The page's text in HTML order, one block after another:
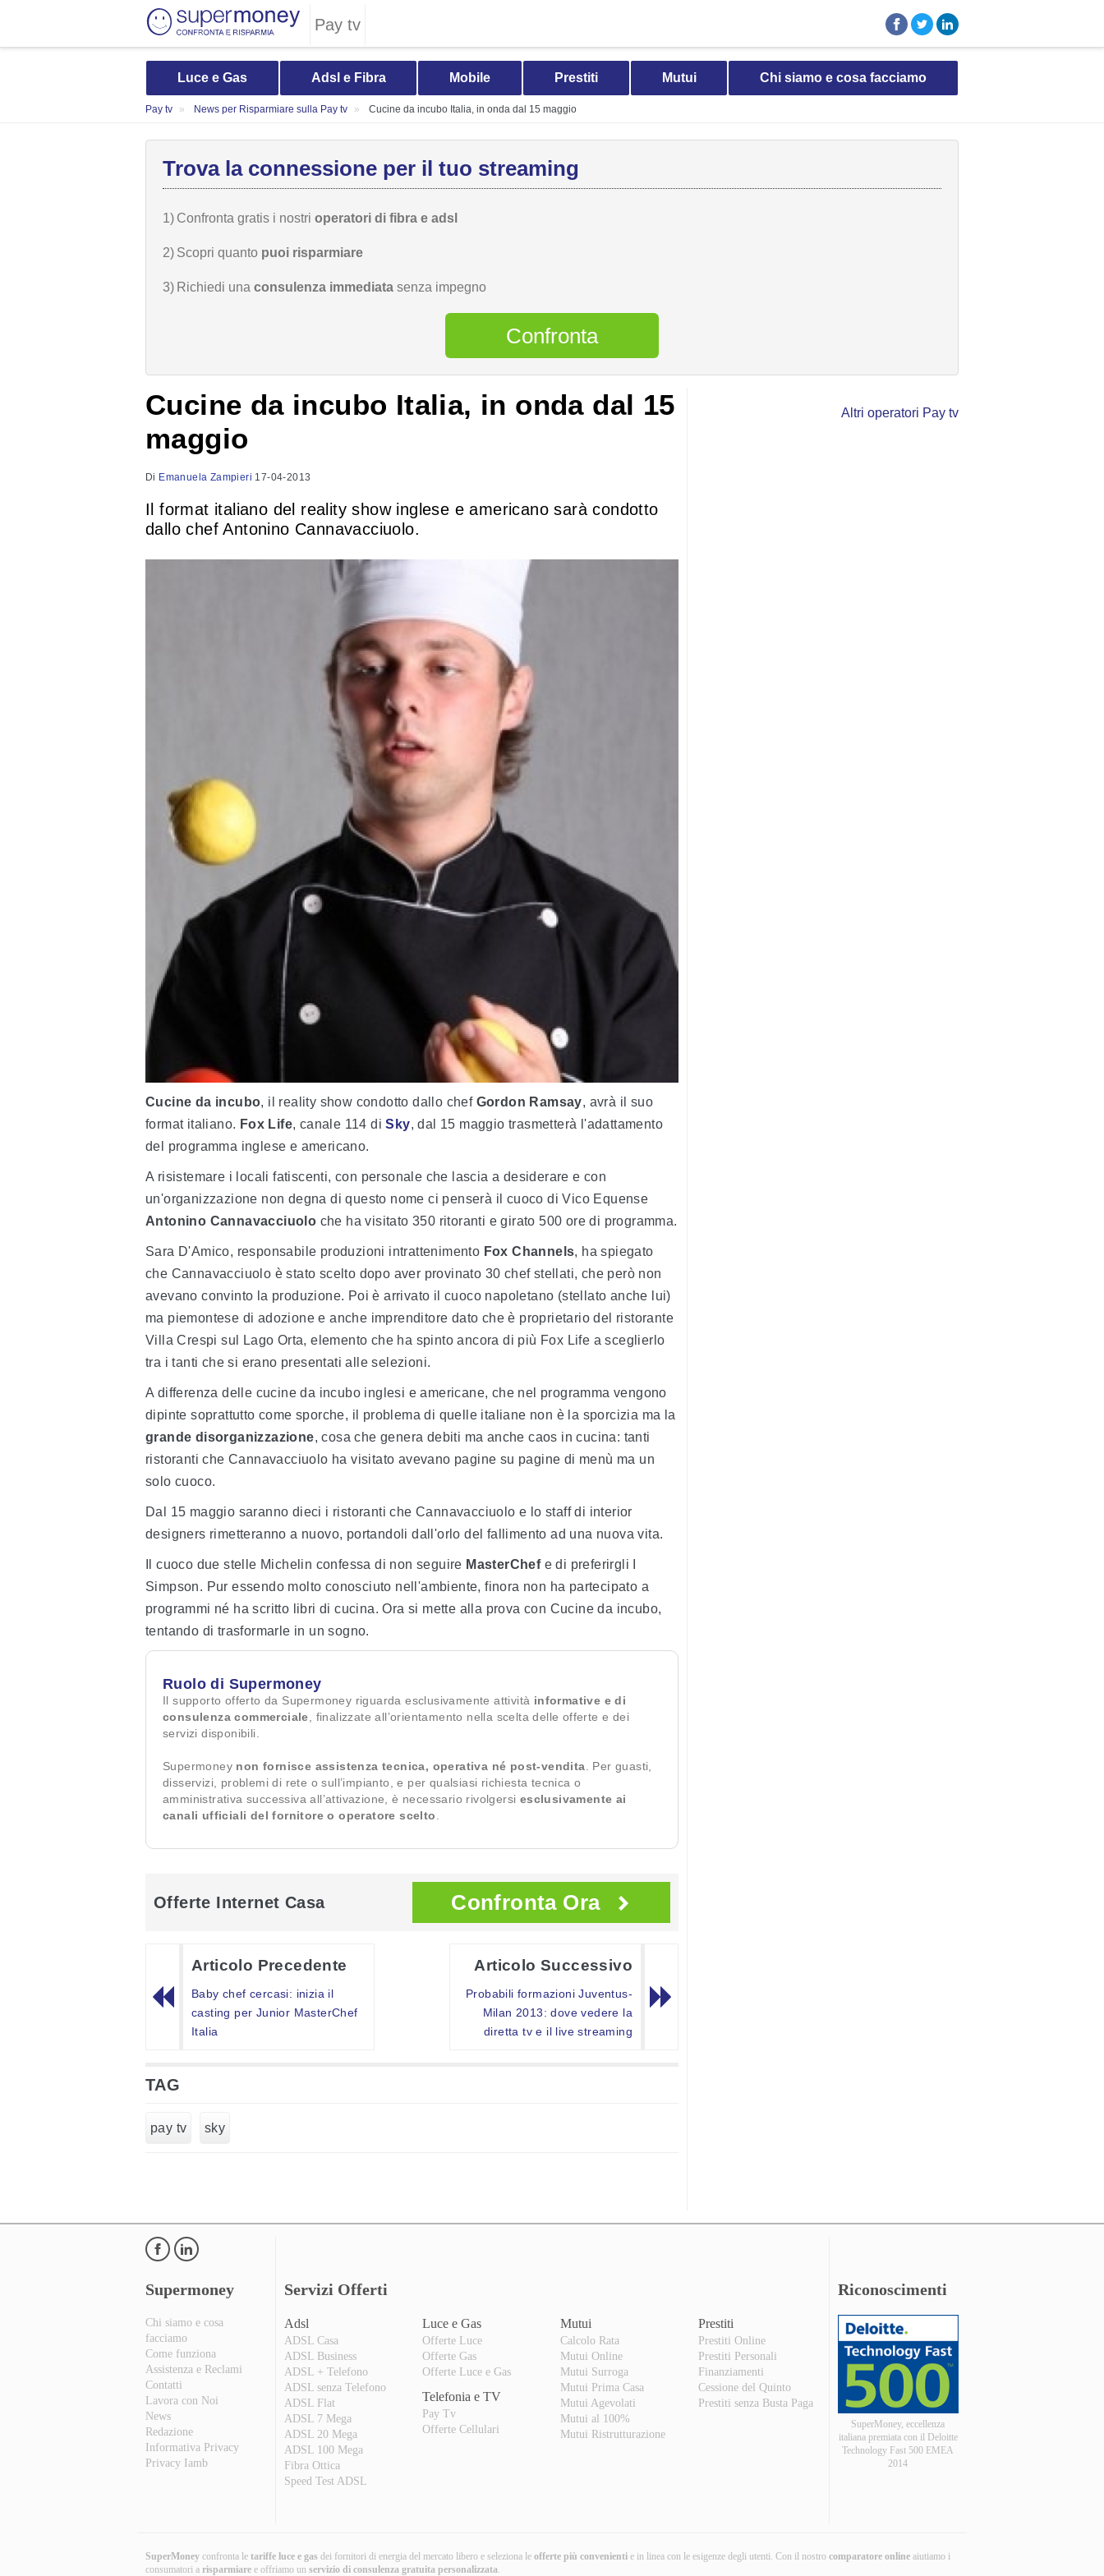
Pay tv
Luce e Gas Adsl e Fibra Mobile Prestiti Mutui Chi siamo e cosa facciamo
Pay tv News per Risparmiare sulla Pay tv Cucine da incubo Italia, in onda dal 15 maggio
Trova la connessione per il tuo streaming
1) Confronta gratis i nostri operatori di fibra e adsl
2) Scopri quanto puoi risparmiare
3) Richiedi una consulenza immediata senza impegno
Confronta
Cucine da incubo Italia, in onda dal 15
maggio
Di Emanuela Zampieri 17-04-2013
Il format italiano del reality show inglese e americano sarà condotto
dallo chef Antonino Cannavacciuolo.
Cucine da incubo, il reality show condotto dallo chef Gordon Ramsay, avrà il suo
format italiano. Fox Life, canale 114 diSky, dal 15 maggio trasmetterà l'adattamento
del programma inglese e americano.
A risistemare i locali fatiscenti, con personale che lascia a desiderare e con
un'organizzazione non degna di questo nome ci penserà il cuoco di Vico Equense
Antonino Cannavacciuolo che ha visitato 350 ritoranti e girato 500 ore di programma.
Sara D'Amico, responsabile produzioni intrattenimento Fox Channels, ha spiegato
che Cannavacciuolo è stato scelto dopo aver provinato 30 chef stellati, che però non
avevano convinto la produzione. Poi è arrivato il cuoco napoletano (stellato anche lui)
ma piemontese di adozione e anche imprenditore dato che è proprietario del ristorante
Villa Crespi sul Lago Orta, elemento che ha spinto ancora di più Fox Life a sceglierlo
tra i tanti che si erano presentati alle selezioni.
A differenza delle cucine da incubo inglesi e americane, che nel programma vengono
dipinte soprattutto come sporche, il problema di quelle italiane non è la sporcizia ma la
grande disorganizzazione, cosa che genera debiti ma anche caos in cucina: tanti
ristoranti che Cannavacciuolo ha visitato avevano pagine su pagine di menù ma un
solo cuoco.
Dal 15 maggio saranno dieci i ristoranti che Cannavacciuolo e lo staff di interior
designers rimetteranno a nuovo, portandoli dall'orlo del fallimento ad una nuova vita.
Il cuoco due stelle Michelin confessa di non seguire MasterChefe di preferirgli I
Simpson. Pur essendo molto conosciuto nell'ambiente, finora non ha partecipato a
programmi né ha scritto libri di cucina. Ora si mette alla prova con Cucine da incubo,
tentando di trasformarle in un sogno.
Ruolo di Supermoney
Il supporto offerto da Supermoney riguarda esclusivamente attività informative e di
consulenza commerciale , finalizzate all’orientamento nella scelta delle offerte e dei
servizi disponibili.
Supermoney non fornisce assistenza tecnica, operativa né post-vendita . Per guasti,
disservizi, problemi di rete o sull’impianto, e per qualsiasi richiesta tecnica o
amministrativa successiva all’attivazione, è necessario rivolgersi esclusivamente ai
canali ufficiali del fornitore o operatore scelto
Offerte Internet Casa Confronta Ora
Articolo Precedente
Baby chef cercasi: inizia il
casting per Junior MasterChef
Italia
Articolo Successivo
Probabili formazioni Juventus-
Milan 2013: dove vedere la
diretta tv e il live streaming
TAG
pay tv sky
Altri operatori Pay tv
Supermoney
Chi siamo e cosa
facciamo
Come funziona
Assistenza e Reclami
Contatti
Lavora con Noi
News
Redazione
Informativa Privacy
Privacy Iamb
Servizi Offerti
Adsl
ADSL Casa
ADSL Business
ADSL + Telefono
ADSL senza Telefono
ADSL Flat
ADSL 7 Mega
ADSL 20 Mega
ADSL 100 Mega
Fibra Ottica
Speed Test ADSL
Luce e Gas
Offerte Luce
Offerte Gas
Offerte Luce e Gas
Telefonia e TV
Pay Tv
Offerte Cellulari
Mutui
Calcolo Rata
Mutui Online
Mutui Surroga
Mutui Prima Casa
Mutui Agevolati
Mutui al 100%
Mutui Ristrutturazione
Prestiti
Prestiti Online
Prestiti Personali
Finanziamenti
Cessione del Quinto
Prestiti senza Busta Paga
Riconoscimenti
SuperMoney, eccellenza
italiana premiata con il Deloitte
Technology Fast 500 EMEA
2014
SuperMoney confronta le tariffe luce e gas dei fornitori di energia del mercato libero e seleziona le offerte più convenienti e in linea con le esigenze degli utenti. Con il nostro comparatore online aiutiamo i
consumatori a risparmiare e offriamo un servizio di consulenza gratuita personalizzata.